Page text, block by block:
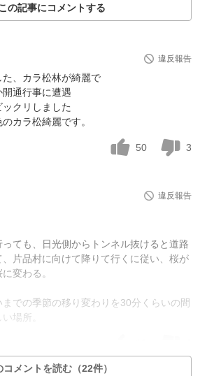
の記事にコメントする
違反報告
、カラ松林が綺麗で
通行事に遭遇
クリしました
カラ松綺麗です。
50 3
違反報告
ても、日光側からトンネル抜けると道路
片品村に向けて降りて行くに従い、桜が
変わる。
での季節の移り変わりを30分くらいの間
場所。
コメントを読む（22件）